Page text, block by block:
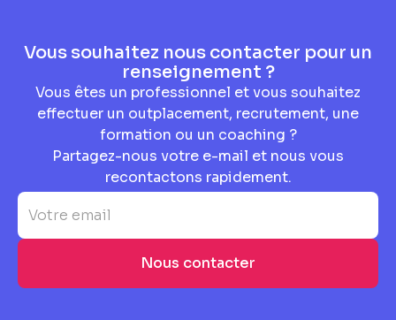
Vous souhaitez nous contacter pour un
renseignement ?
Vous êtes un professionnel et vous souhaitez
effectuer un outplacement, recrutement, une
formation ou un coaching ?
Partagez-nous votre e-mail et nous vous
recontactons rapidement.